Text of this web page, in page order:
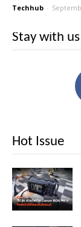
Techhub -
Stay with us
Hot Issue